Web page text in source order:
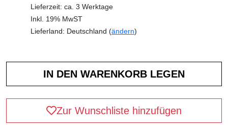
Lieferzeit: ca. 3 Werktage
Inkl. 19% MwST
Lieferland: Deutschland (ändern)
Zur Wunschliste hinzufügen